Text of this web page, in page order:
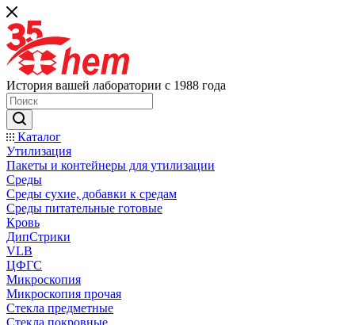
История вашей лаборатории с 1988 года
Каталог
Утилизация
Пакеты и контейнеры для утилизации
Среды
Среды сухие, добавки к средам
Среды питательные готовые
Кровь
ДипСтрики
VLB
ЦФГС
Микроскопия
Микроскопия прочая
Стекла предметные
Стекла покровные